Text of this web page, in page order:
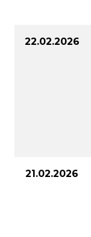
22.02.2026
21.02.2026